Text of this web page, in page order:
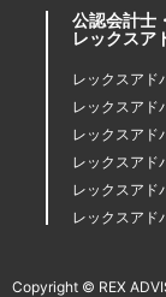
公認会計士
レックスア
レックスアド
レックスアド
レックスアド
レックスアド
レックスアド
レックスアド
Copyright © REX